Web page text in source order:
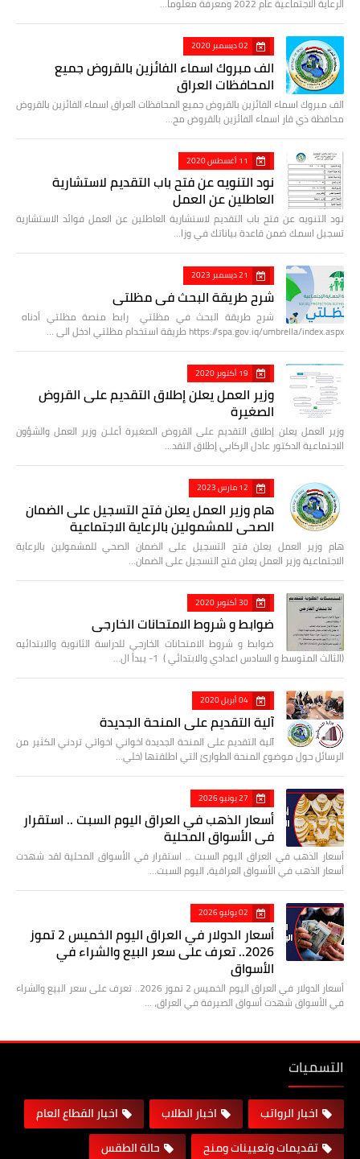
الرعاية الاجتماعية عام 2022 ومعرفة معلوما…
02 ديسمبر 2020
الف مبروك اسماء الفائزين بالقروض جميع
المحافظات العراق
الف مبروك اسماء الفائزين بالقروض جميع المحافظات العراق اسماء الفائزين بالقروض
محافظة ذي قار اسماء الفائزين بالقروض مح…
11 أغسطس 2020
نود التنويه عن فتح باب التقديم لاستشارية
العاطلين عن العمل
نود التنويه عن فتح باب التقديم لاستشارية العاطلين عن العمل فوائد الاستشارية
تسجيل اسمك ضمن قاعدة بياناتك في وزا…
21 ديسمبر 2023
شرح طريقة البحث في مظلتي
شرح طريقة البحث في مظلتي رابط منصة مظلتي أدناه
https://spa.gov.iq/umbrella/index.aspx طريقة استخدام مظلتي ادخل الى …
19 أكتوبر 2020
وزير العمل يعلن إطلاق التقديم على القروض
الصغيرة
وزير العمل يعلن إطلاق التقديم على القروض الصغيرة أعلـن وزير العمل والشؤون
الاجتماعية الدكتور عادل الركابي إطلاق التقد…
12 مارس 2023
هام وزير العمل يعلن فتح التسجيل على الضمان
الصحي للمشمولين بالرعاية الاجتماعية
هام وزير العمل يعلن فتح التسجيل على الضمان الصحي للمشمولين بالرعاية
الاجتماعية وزير العمل يعلن فتح التسجيل على الضمان…
30 أكتوبر 2020
ضوابط و شروط الامتحانات الخارجي
ضوابط و شروط الامتحانات الخارجي للدراسة الثانوية والابتدائيه
(الثالث المتوسط و السادس اعدادي والابتدائي ) 1- يبدأ ال…
04 أبريل 2020
آلية التقديم على المنحة الجديدة
آلية التقديم على المنحة الجديدة اخواني اخواتي تردني الكثير من
الرسائل حول موضوع المنحة الطوارئ التي اطلقتها (خلي…
27 يونيو 2026
أسعار الذهب في العراق اليوم السبت .. استقرار
في الأسواق المحلية
أسعار الذهب في العراق اليوم السبت .. استقرار في الأسواق المحلية لقد شهدت
أسعار الذهب في الأسواق العراقية، اليوم السبت…
02 يوليو 2026
أسعار الدولار في العراق اليوم الخميس 2 تموز
2026.. تعرف على سعر البيع والشراء في
الأسواق
أسعار الدولار في العراق اليوم الخميس 2 تموز 2026.. تعرف على سعر البيع والشراء
في الأسواق شهدت أسواق الصيرفة في العراق، …
التسميات
اخبار الرواتب اخبار الطلاب
اخبار القطاع العام
تقديمات وتعيينات ومنح
حالة الطقس